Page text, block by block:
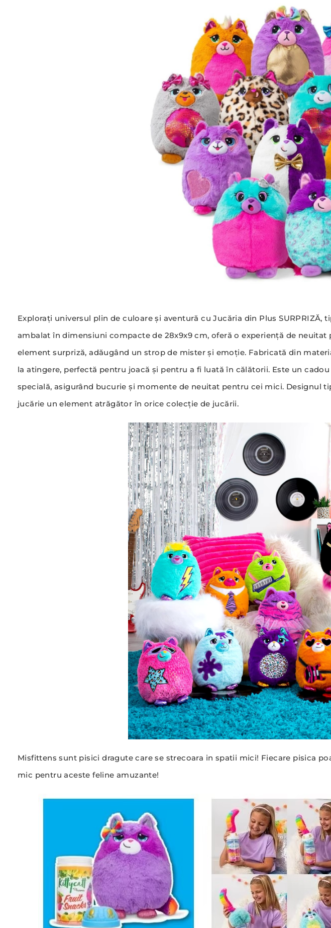
Explorați universul plin de culoare și aventură cu Jucăria din Plus
ambalat în dimensiuni compacte de 28x9x9 cm, oferă o experiență de
element surpriză, adăugând un strop de mister și emoție. Fabricată din
la atingere, perfectă pentru joacă și pentru a fi luată în călătorii. Este un
specială, asigurând bucurie și momente de neuitat pentru cei mici. Designul
jucărie un element atrăgător în orice colecție de jucării.
Misfittens sunt pisici dragute care se strecoara in spatii mici! Fiecare pisica
mic pentru aceste feline amuzante!